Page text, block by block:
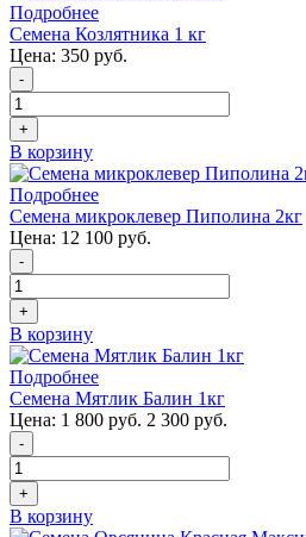
Подробнее
Семена Козлятника 1 кг
Цена: 350 руб.
-
+
В корзину
Подробнее
Семена микроклевер Пиполина 2кг
Цена: 12 100 руб.
-
+
В корзину
Подробнее
Семена Мятлик Балин 1кг
Цена: 1 800 руб. 2 300 руб.
-
+
В корзину